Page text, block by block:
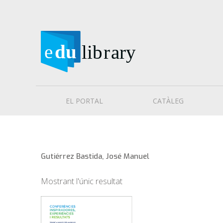
EL PORTAL CATÀLEG
Gutiérrez Bastida, José Manuel
Mostrant l'únic resultat